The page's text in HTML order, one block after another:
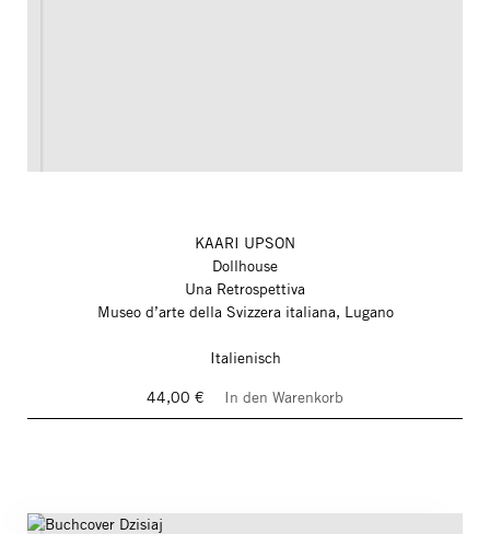
KAARI UPSON
Dollhouse
Una Retrospettiva
Museo d’arte della Svizzera italiana, Lugano
Italienisch
44,00 €
In den Warenkorb